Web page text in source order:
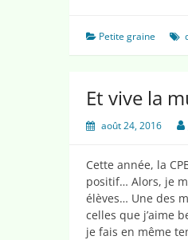
docs
du
Petite graine
Et vive la
août 24, 2016
Cette année, la
positif… Alors, je
élèves… Une des
celles que j’aime
je fais en même